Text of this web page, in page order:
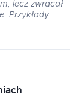
lecz zwracał
Przykłady